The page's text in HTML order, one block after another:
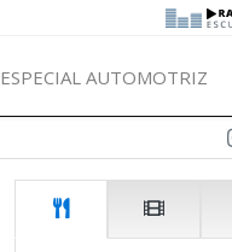
ESPECIAL AUTOMOTRIZ